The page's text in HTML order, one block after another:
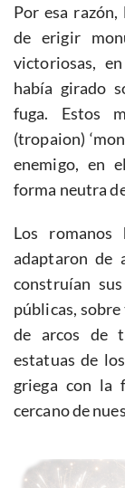
Por esa
de erigir
victoriosas,
había girado
fuga. Estos
(tropaion)
enemigo, en
forma neutra
Los romanos
adaptaron de
construían
públicas,
de arcos de
estatuas de
griega con la
cercano de